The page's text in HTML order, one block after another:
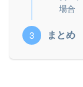
場合
まとめ